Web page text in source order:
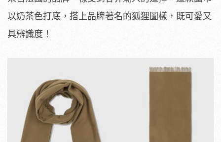
以奶茶色打底，搭上品牌著名的狐狸圖樣，既可愛又
具辨識度！